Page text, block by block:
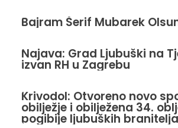
Bajram Šerif Mubarek
Najava: Grad Ljubuški na
izvan RH u Zagrebu
Krivodol: Otvoreno novo
obilježje i obilježena 34.
pogibije ljubuških branitelja